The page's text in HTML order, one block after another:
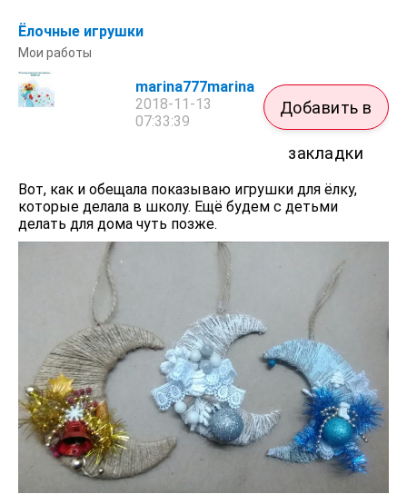
Ёлочные игрушки
Мои работы
marina777marina
2018-11-13
07:33:39
Добавить в
закладки
Вот, как и обещала показываю игрушки для ёлку,
которые делала в школу. Ещё будем с детьми
делать для дома чуть позже.